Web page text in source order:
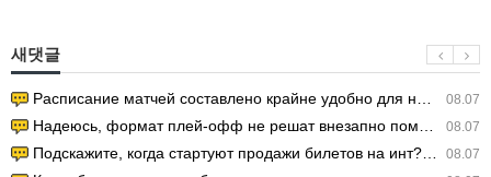
새댓글
08.07
Расписание матчей составлено крайне удобно для нашего часово…
08.07
Надеюсь, формат плей-офф не решат внезапно поменять. https:/…
08.07
Подскажите, когда стартуют продажи билетов на инт? https://g…